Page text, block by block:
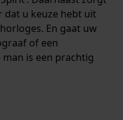
u keuze hebt uit
En gaat uw
of een
is een prachtig